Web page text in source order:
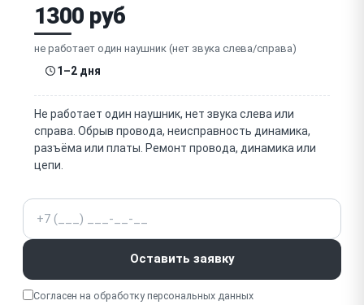
Не подключаются / не видны по Bluetooth /
отваливается связь
Один наушник не синхронизируется / не работает
Не работает / тихий микрофон (гарнитура, звонки)
Не работают кнопки / сенсорное управление
Износ / порвались амбушюры (накладки)
Треснуло / сломалось оголовье (дужка), шарнир
Попадание влаги / пота / окисление (TWS,
спортивные)
1300 руб
не работает один наушник (нет звука слева/справа)
1–2 дня
Не работает один наушник, нет звука слева или
справа. Обрыв провода, неисправность динамика,
разъёма или платы. Ремонт провода, динамика или
цепи.
Телефон
Оставить заявку
Согласен на обработку персональных данных